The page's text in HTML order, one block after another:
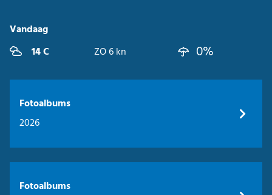
Vandaag
14 C
ZO 6 kn 0%
Fotoalbums
2026
Fotoalbums